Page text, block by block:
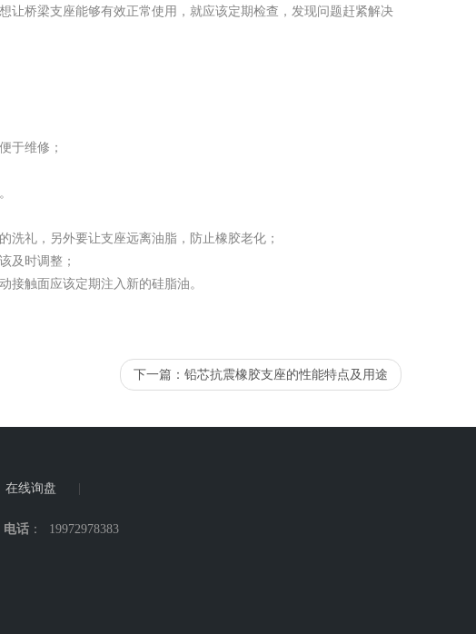
让桥梁支座能够有效正常使用，就应该定期检查，发现问题赶紧解决
于维修；
洗礼，另外要让支座远离油脂，防止橡胶老化；
及时调整；
接触面应该定期注入新的硅脂油。
下一篇： 铅芯抗震橡胶支座的性能特点及用途
在线询盘
电话： 19972978383